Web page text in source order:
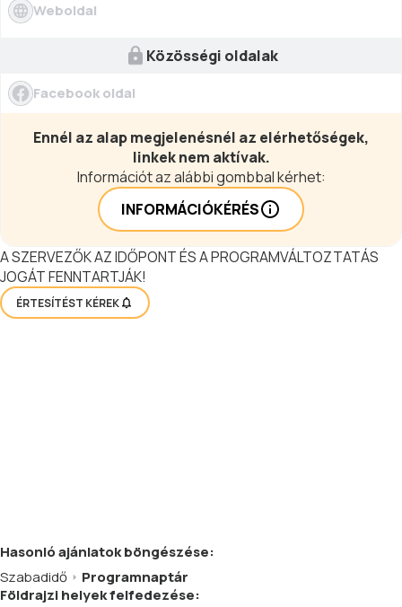
Weboldal
Közösségi oldalak
Facebook oldal
Ennél az alap megjelenésnél az elérhetőségek,
linkek nem aktívak.
Információt az alábbi gombbal kérhet:
INFORMÁCIÓKÉRÉS
A SZERVEZŐK AZ IDŐPONT ÉS A PROGRAMVÁLTOZTATÁS
JOGÁT FENNTARTJÁK!
ÉRTESÍTÉST KÉREK
Hasonlóajánlatokböngészése:
Szabadidő
Programnaptár
Földrajzi helyek felfedezése: